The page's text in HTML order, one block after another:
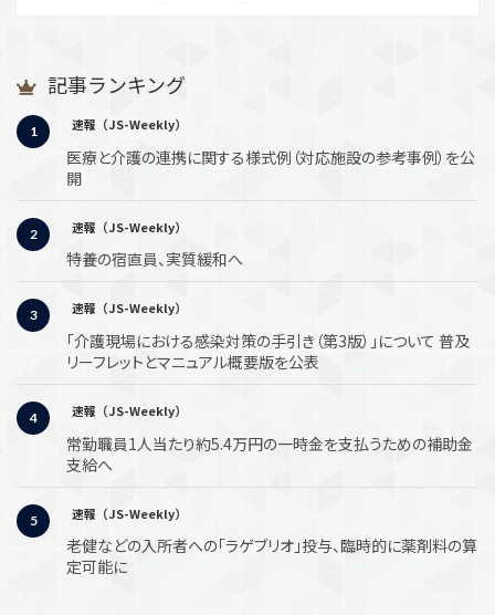
記事ランキング
速報（JS-Weekly）
医療と介護の連携に関する様式例（対応施設の参考事例）を公
開
速報（JS-Weekly）
特養の宿直員、実質緩和へ
速報（JS-Weekly）
「介護現場における感染対策の手引き（第3版）」について 普及
リーフレットとマニュアル概要版を公表
速報（JS-Weekly）
常勤職員1人当たり約5.4万円の一時金を支払うための補助金
支給へ
速報（JS-Weekly）
老健などの入所者への「ラゲブリオ」投与、臨時的に薬剤料の算
定可能に